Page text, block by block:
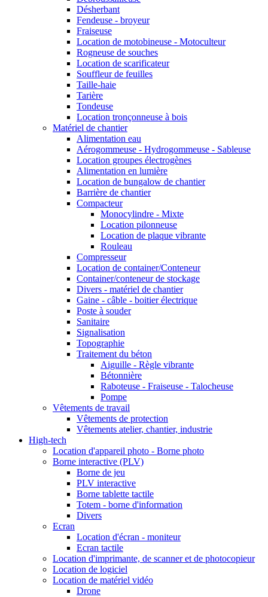
Désherbant
Fendeuse - broyeur
Fraiseuse
Location de motobineuse - Motoculteur
Rogneuse de souches
Location de scarificateur
Souffleur de feuilles
Taille-haie
Tarière
Tondeuse
Location tronçonneuse à bois
Matériel de chantier
Alimentation eau
Aérogommeuse - Hydrogommeuse - Sableuse
Location groupes électrogènes
Alimentation en lumière
Location de bungalow de chantier
Barrière de chantier
Compacteur
Monocylindre - Mixte
Location pilonneuse
Location de plaque vibrante
Rouleau
Compresseur
Location de container/Conteneur
Container/conteneur de stockage
Divers - matériel de chantier
Gaine - câble - boitier électrique
Poste à souder
Sanitaire
Signalisation
Topographie
Traitement du béton
Aiguille - Règle vibrante
Bétonnière
Raboteuse - Fraiseuse - Talocheuse
Pompe
Vêtements de travail
Vêtements de protection
Vêtements atelier, chantier, industrie
High-tech
Location d'appareil photo - Borne photo
Borne interactive (PLV)
Borne de jeu
PLV interactive
Borne tablette tactile
Totem - borne d'information
Divers
Ecran
Location d'écran - moniteur
Ecran tactile
Location d'imprimante, de scanner et de photocopieur
Location de logiciel
Location de matériel vidéo
Drone